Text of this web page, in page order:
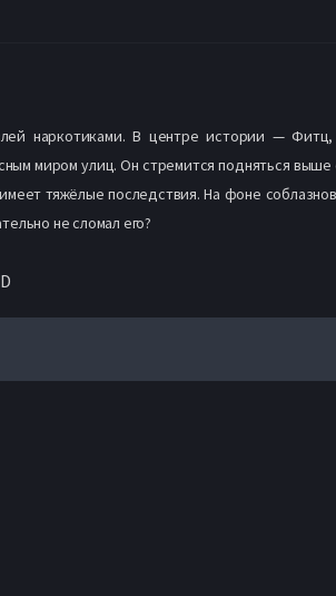
наркотиками. В центре истории —
миром улиц. Он стремится подняться выше
тяжёлые последствия. На фоне
не сломал его?